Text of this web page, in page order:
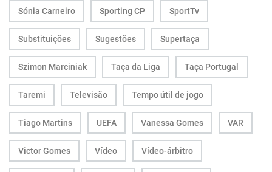
Sónia Carneiro Sporting CP SportTv
Substituições Sugestões Supertaça
Szimon Marciniak Taça da Liga Taça Portugal
Taremi Televisão Tempo útil de jogo
Tiago Martins UEFA Vanessa Gomes VAR
Victor Gomes Vídeo Vídeo-árbitro